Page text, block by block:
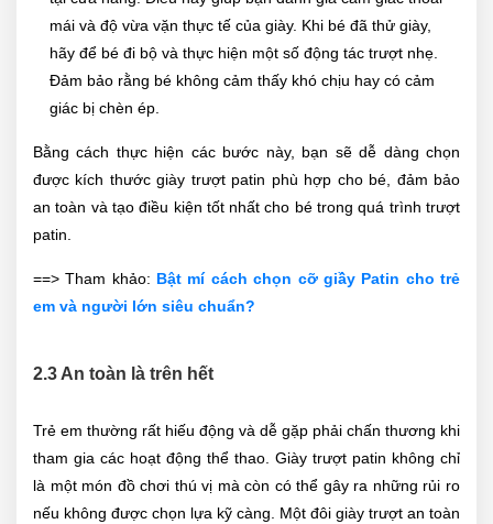
mái và độ vừa vặn thực tế của giày. Khi bé đã thử giày,
hãy để bé đi bộ và thực hiện một số động tác trượt nhẹ.
Đảm bảo rằng bé không cảm thấy khó chịu hay có cảm
giác bị chèn ép.
Bằng cách thực hiện các bước này, bạn sẽ dễ dàng chọn
được kích thước giày trượt patin phù hợp cho bé, đảm bảo
an toàn và tạo điều kiện tốt nhất cho bé trong quá trình trượt
patin.
==> Tham khảo: Bật mí cách chọn cỡ giầy Patin cho trẻ
em và người lớn siêu chuẩn?
2.3 An toàn là trên hết
Trẻ em thường rất hiếu động và dễ gặp phải chấn thương khi
tham gia các hoạt động thể thao. Giày trượt patin không chỉ
là một món đồ chơi thú vị mà còn có thể gây ra những rủi ro
nếu không được chọn lựa kỹ càng. Một đôi giày trượt an toàn